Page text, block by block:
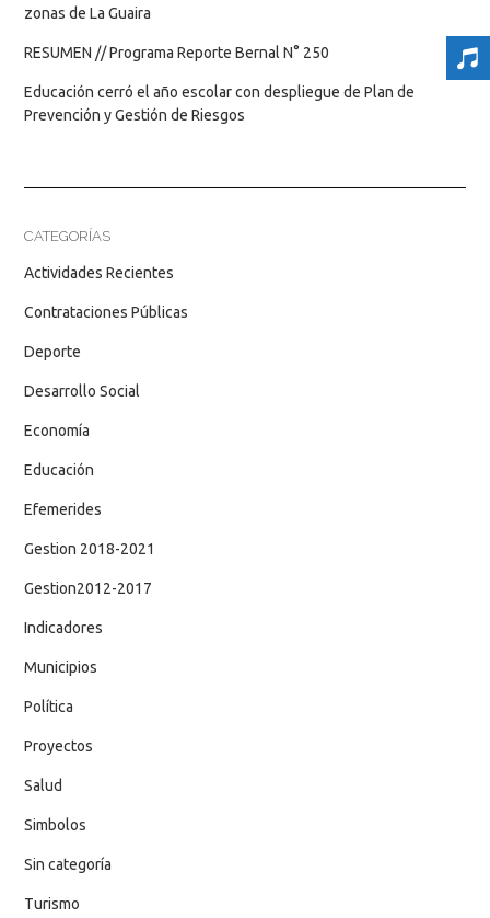
zonas de La Guaira
RESUMEN // Programa Reporte Bernal N° 250
Educación cerró el año escolar con despliegue de Plan de
Prevención y Gestión de Riesgos
CATEGORÍAS
Actividades Recientes
Contrataciones Públicas
Deporte
Desarrollo Social
Economía
Educación
Efemerides
Gestion 2018-2021
Gestion2012-2017
Indicadores
Municipios
Política
Proyectos
Salud
Simbolos
Sin categoría
Turismo